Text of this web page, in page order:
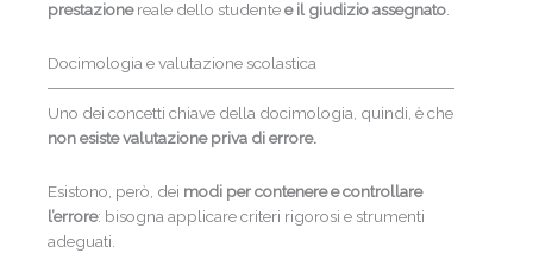
prestazionereale dello studentee il giudizio assegnato
Docimologia e valutazione scolastica
Uno dei concetti chiave della docimologia, quindi, è che
non esiste valutazione priva di errore.
Esistono, però, dei modi per contenere e controllare
l’errore: bisogna applicare criteri rigorosi e strumenti
adeguati.